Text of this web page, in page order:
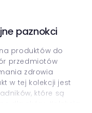
paznokci
produktów do
przedmiotów
zdrowia
w tej kolekcji jest
które są